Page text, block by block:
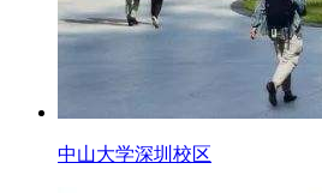
中山大学深圳校区